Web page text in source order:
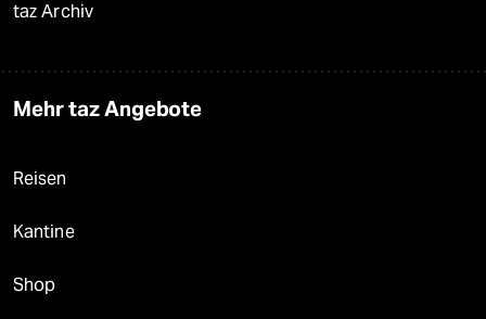
taz Archiv
Mehr taz Angebote
Reisen
Kantine
Shop